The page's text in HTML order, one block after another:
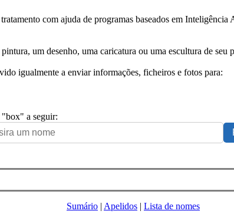
com ajuda de programas baseados em
um desenho, uma caricatura ou uma escultura de seu
igualmente a enviar informações, ficheiros e fotos para:
"box" a seguir:
Sumário | Apelidos | Lista de nomes